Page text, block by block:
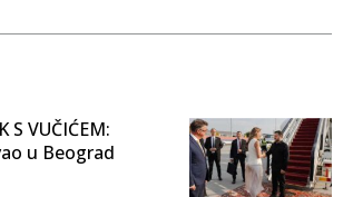
S VUČIĆEM:
u Beograd